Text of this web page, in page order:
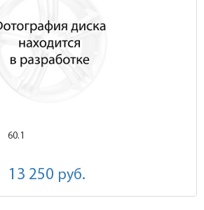
60.1
13 250 руб.